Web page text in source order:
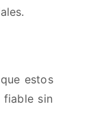
estos
fiable sin